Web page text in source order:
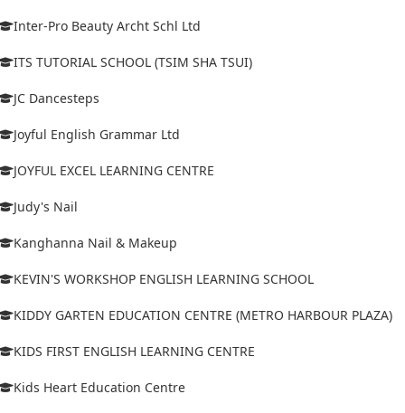
Inter-Pro Beauty Archt Schl Ltd
ITS TUTORIAL SCHOOL (TSIM SHA TSUI)
JC Dancesteps
Joyful English Grammar Ltd
JOYFUL EXCEL LEARNING CENTRE
Judy's Nail
Kanghanna Nail & Makeup
KEVIN'S WORKSHOP ENGLISH LEARNING SCHOOL
KIDDY GARTEN EDUCATION CENTRE (METRO HARBOUR PLAZA)
KIDS FIRST ENGLISH LEARNING CENTRE
Kids Heart Education Centre